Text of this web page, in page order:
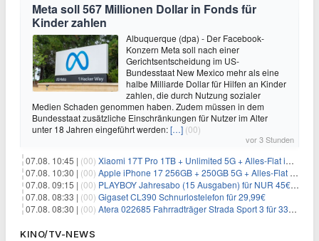
Meta soll 567 Millionen Dollar in Fonds für
Kinder zahlen
Albuquerque (dpa) - Der Facebook-
Konzern Meta soll nach einer
Gerichtsentscheidung im US-
Bundesstaat New Mexico mehr als eine
halbe Milliarde Dollar für Hilfen an Kinder
zahlen, die durch Nutzung sozialer
Medien Schaden genommen haben. Zudem müssen in dem
Bundesstaat zusätzliche Einschränkungen für Nutzer im Alter
unter 18 Jahren eingeführt werden:[…] (00)
vor 3 Stunden
07.08. 10:45 | (00) Xiaomi 17T Pro 1TB + Unlimited 5G + Alles-Flat im o2 Netz für 29,99€/Monat – eff. 1,15€/Monat
07.08. 10:30 | (00) Apple iPhone 17 256GB + 250GB 5G + Alles-Flat im Telekom-Netz für 34€/Monat – eff. 6,29€/Monat
07.08. 09:15 | (00) PLAYBOY Jahresabo (15 Ausgaben) für NUR 45€ (statt 198€)
07.08. 08:33 | (00) Gigaset CL390 Schnurlostelefon für 29,99€
07.08. 08:30 | (00) Atera 022685 Fahrradträger Strada Sport 3 für 337,48€
KINO/TV-NEWS